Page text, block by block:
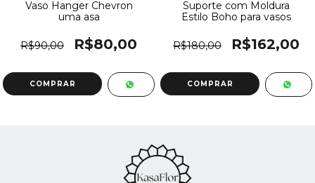
Vaso Hanger Chevron
uma asa
R$90,00 R$80,00
Suporte com Moldura
Estilo Boho para vasos
R$180,00 R$162,00